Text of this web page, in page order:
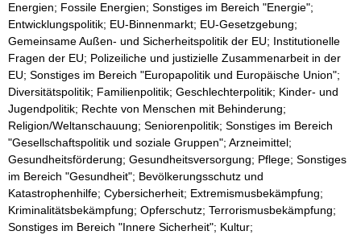
Energien; Fossile Energien; Sonstiges im Bereich "Energie";
Entwicklungspolitik; EU-Binnenmarkt; EU-Gesetzgebung;
Gemeinsame Außen- und Sicherheitspolitik der EU; Institutionelle
Fragen der EU; Polizeiliche und justizielle Zusammenarbeit in der
EU; Sonstiges im Bereich "Europapolitik und Europäische Union";
Diversitätspolitik; Familienpolitik; Geschlechterpolitik; Kinder- und
Jugendpolitik; Rechte von Menschen mit Behinderung;
Religion/Weltanschauung; Seniorenpolitik; Sonstiges im Bereich
"Gesellschaftspolitik und soziale Gruppen"; Arzneimittel;
Gesundheitsförderung; Gesundheitsversorgung; Pflege; Sonstiges
im Bereich "Gesundheit"; Bevölkerungsschutz und
Katastrophenhilfe; Cybersicherheit; Extremismusbekämpfung;
Kriminalitätsbekämpfung; Opferschutz; Terrorismusbekämpfung;
Sonstiges im Bereich "Innere Sicherheit"; Kultur;